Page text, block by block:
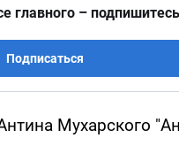
главного –
Подписаться
Мухарского